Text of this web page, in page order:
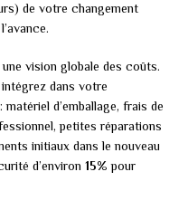
de votre changement
vision globale des coûts.
dans votre
d’emballage, frais de
petites réparations
initiaux dans le nouveau
d’environ 15% pour